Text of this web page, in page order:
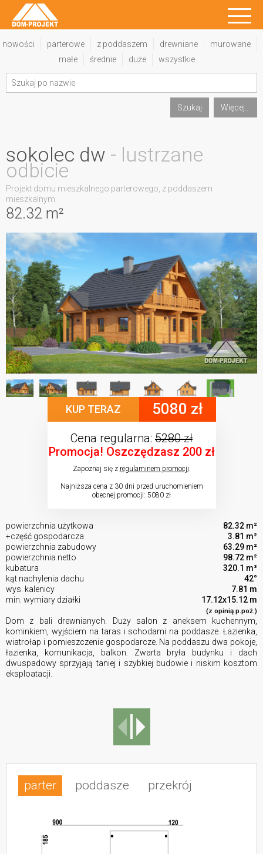
nowości parterowe z poddaszem drewniane
murowane
małe
średnie duże wszystkie
Szukaj Więcej...
82.32 m²
sokolec dw - lustrzane
odbicie
Projekt domu mieszkalnego parterowego, z poddaszem
mieszkalnym.
KUP TERAZ 5080 zł
Cena regularna: 5280 zł
Promocja! Oszczędzasz 200 zł
Zapoznaj się z regulaminem promocji
Najniższa cena z 30 dni przed uruchomieniem
obecnej promocji: 5080 zł
powierzchnia użytkowa
82.32 m²
+część gospodarcza
3.81 m²
powierzchnia zabudowy
63.29 m²
powierzchnia netto
98.72 m²
kubatura
320.1 m³
kąt nachylenia dachu
42°
wys. kalenicy
7.81 m
min. wymiary działki
17.12x15.12 m
(z opinią p.poż.)
Dom z bali drewnianych. Duży salon z aneksem kuchennym,
kominkiem, wyjściem na taras i schodami na poddasze. Łazienka,
wiatrołap i pomieszczenie gospodarcze. Na poddaszu dwa pokoje,
łazienka, komunikacja, balkon. Zwarta bryła budynku i dach
dwuspadowy sprzyjają taniej i szybkiej budowie i niskim kosztom
eksploatacji.
parter poddasze przekrój